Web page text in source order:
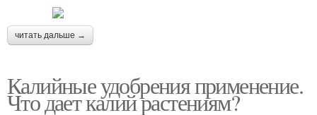
читать дальше →
Калийные удобрения применение.
Что дает калий растениям?